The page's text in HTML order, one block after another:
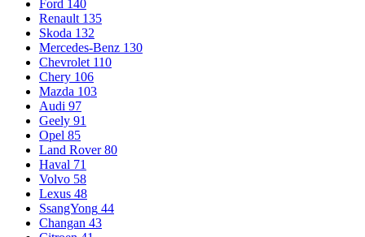
Ford 140
Renault 135
Skoda 132
Mercedes-Benz 130
Chevrolet 110
Chery 106
Mazda 103
Audi 97
Geely 91
Opel 85
Land Rover 80
Haval 71
Volvo 58
Lexus 48
SsangYong 44
Changan 43